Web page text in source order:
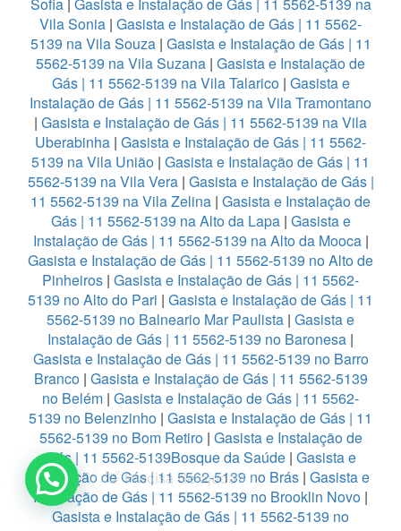
Sofia| Gasista e Instalação de Gás | 11 5562-5139 na
Vila Sonia | Gasista e Instalação de Gás | 11 5562-
5139 na Vila Souza| Gasista e Instalação de Gás | 11
5562-5139 na Vila Suzana | Gasista e Instalação de
Gás | 11 5562-5139 na Vila Talarico| Gasista e
Instalação de Gás | 11 5562-5139 na Vila Tramontano
| Gasista e Instalação de Gás | 11 5562-5139 na Vila
Uberabinha | Gasista e Instalação de Gás | 11 5562-
5139 na Vila União | Gasista e Instalação de Gás | 11
5562-5139 na Vila Vera| Gasista e Instalação de Gás |
11 5562-5139 na Vila Zelina | Gasista e Instalação de
Gás | 11 5562-5139 na Alto da Lapa| Gasista e
Instalação de Gás | 11 5562-5139 na Alto da Mooca|
Gasista e Instalação de Gás | 11 5562-5139 no Alto de
Pinheiros | Gasista e Instalação de Gás | 11 5562-
5139 no Alto do Pari | Gasista e Instalação de Gás | 11
5562-5139 no Balneario Mar Paulista | Gasista e
Instalação de Gás | 11 5562-5139 no Baronesa |
Gasista e Instalação de Gás | 11 5562-5139 no Barro
Branco| Gasista e Instalação de Gás | 11 5562-5139
no Belém | Gasista e Instalação de Gás | 11 5562-
5139 no Belenzinho | Gasista e Instalação de Gás | 11
5562-5139 no Bom Retiro| Gasista e Instalação de
Gás | 11 5562-5139Bosque da Saúde| Gasista e
Instalação de Gás | 11 5562-5139 no Brás| Gasista e
Instalação de Gás | 11 5562-5139 no Brooklin Novo |
Gasista e Instalação de Gás | 11 5562-5139 no
1